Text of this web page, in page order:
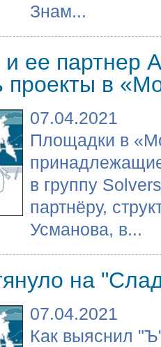
Знам...
и ее партнер
проекты в
07.04.2021
Площадки в
в группу
партнёру,
Усманова, в...
на
07.04.2021
Как выяснил